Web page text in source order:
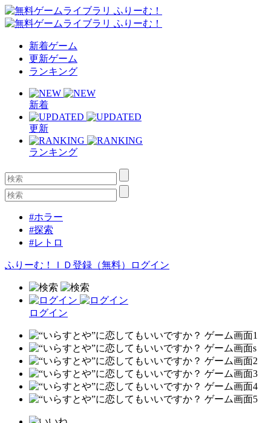
新着ゲーム
更新ゲーム
ランキング
新着
更新
ランキング
#ホラー
#探索
#レトロ
ふりーむ！ＩＤ登録（無料） ログイン
ログイン